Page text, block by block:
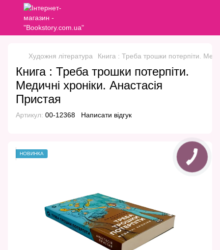
Художня література Книга : Треба трошки потерпіти.
Книга : Треба трошки потерпіти.
Медичні хроніки. Анастасія
Пристая
Артикул: 00-12368 Написати відгук
НОВИНКА